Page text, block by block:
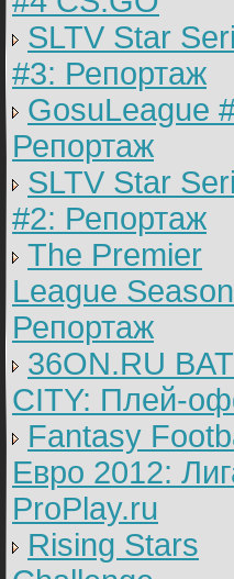
SLTV Star
#3: Репортаж
GosuLeague
Репортаж
SLTV Star
#2: Репортаж
The Premier
League
Репортаж
36ON.RU
CITY: Плей-
Fantasy
Евро 2012:
ProPlay.ru
Rising Stars